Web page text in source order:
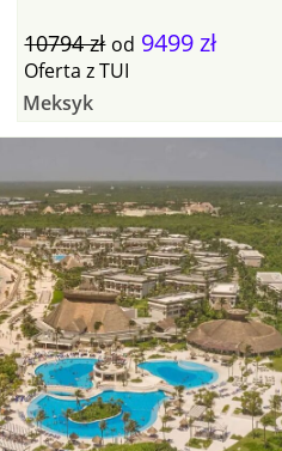
10794 zł od 9499 zł
Oferta zTUI
Meksyk